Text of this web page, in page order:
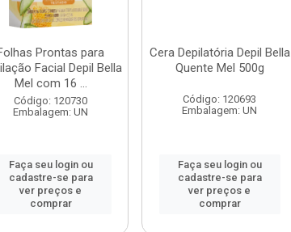
Prontas para
Facial Depil Bella
Mel com 16 ...
Código: 120730
Embalagem: UN
Faça seu login ou
cadastre-se para
ver preços e
comprar
Cera Depilatória Depil Bella
Quente Mel 500g
Código: 120693
Embalagem: UN
Faça seu login ou
cadastre-se para
ver preços e
comprar